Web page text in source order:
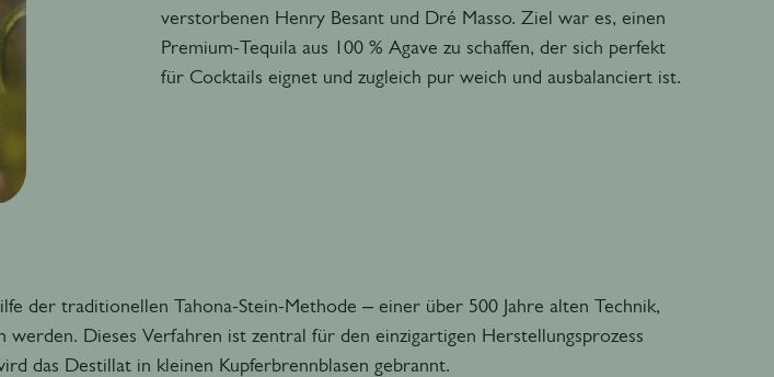
verstorbenen Henry Besant und Dré Masso. Ziel war es, einen
Premium-Tequila aus 100 % Agave zu schaffen, der sich perfekt
für Cocktails eignet und zugleich pur weich und ausbalanciert ist.
der traditionellen Tahona-Stein-Methode – einer über 500 Jahre alten Technik,
werden. Dieses Verfahren ist zentral für den einzigartigen Herstellungsprozess
das Destillat in kleinen Kupferbrennblasen gebrannt.